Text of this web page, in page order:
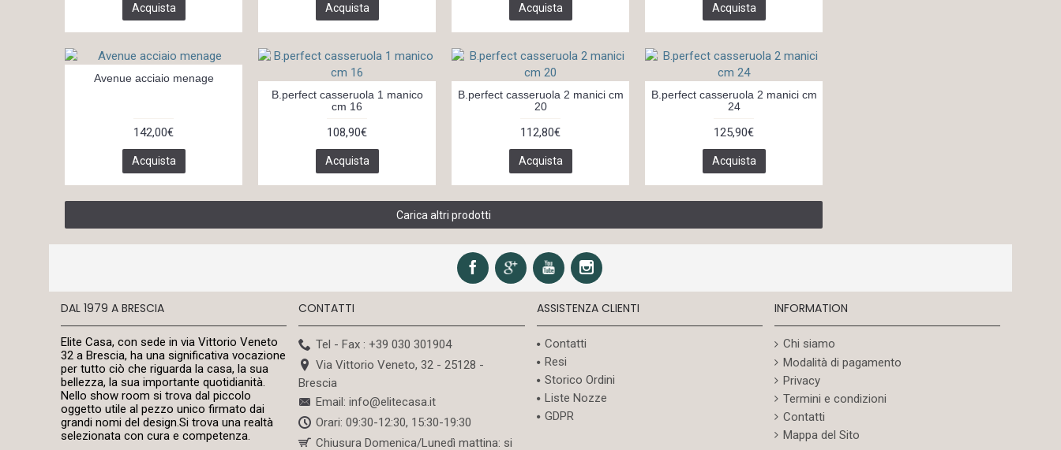
Acquista Acquista Acquista Acquista
Avenue acciaio menage
142,00€
Acquista
B.perfect casseruola 1 manico
cm 16
108,90€
Acquista
B.perfect casseruola 2 manici cm
20
112,80€
Acquista
B.perfect casseruola 2 manici cm
24
125,90€
Acquista
Carica altri prodotti
DAL 1979 A BRESCIA
Elite Casa, con sede in via Vittorio Veneto
32 a Brescia, ha una significativa vocazione
per tutto ciò che riguarda la casa, la sua
bellezza, la sua importante quotidianità.
Nello show room si trova dal piccolo
oggetto utile al pezzo unico firmato dai
grandi nomi del design.Si trova una realtà
selezionata con cura e competenza.
CONTATTI
Tel - Fax : +39 030 301904
Via Vittorio Veneto, 32 - 25128 -
Brescia
Email: info@elitecasa.it
Orari: 09:30-12:30, 15:30-19:30
Chiusura Domenica/Lunedì mattina: si
ASSISTENZA CLIENTI
Contatti
Resi
Storico Ordini
Liste Nozze
GDPR
INFORMATION
Chi siamo
Modalità di pagamento
Privacy
Termini e condizioni
Contatti
Mappa del Sito